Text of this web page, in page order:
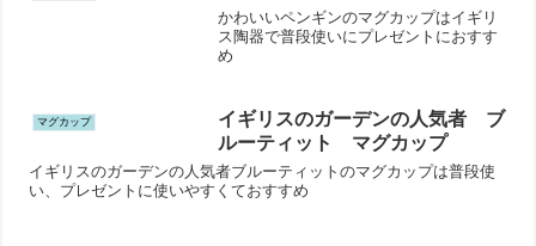
かわいいペンギンのマグカップはイギリ
ス陶器で普段使いにプレゼントにおすす
め
マグカップ
イギリスのガーデンの人気者 ブ
ルーティット マグカップ
イギリスのガーデンの人気者ブルーティットのマグカップは普段使
い、プレゼントに使いやすくておすすめ